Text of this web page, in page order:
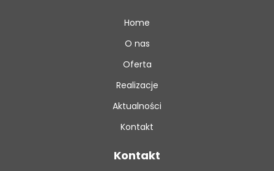
Home
O nas
Oferta
Realizacje
Aktualności
Kontakt
Kontakt